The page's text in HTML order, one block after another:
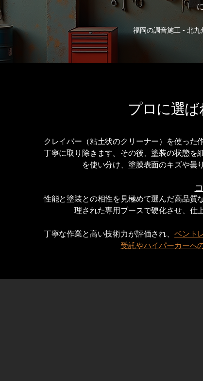
福岡の調音施工 - 北
プロに選
クレイバー（粘土状のクリーナー）を使っ
丁寧に取り除きます。その後、塗装の状態を
を使い分け、塗膜表面のキズや曇
性能と塗装との相性を見極めて選んだ高品質
理された専用ブースで硬化させ、仕
丁寧な作業と高い技術力が評価され、 ベント
受託やハイパーカーへ